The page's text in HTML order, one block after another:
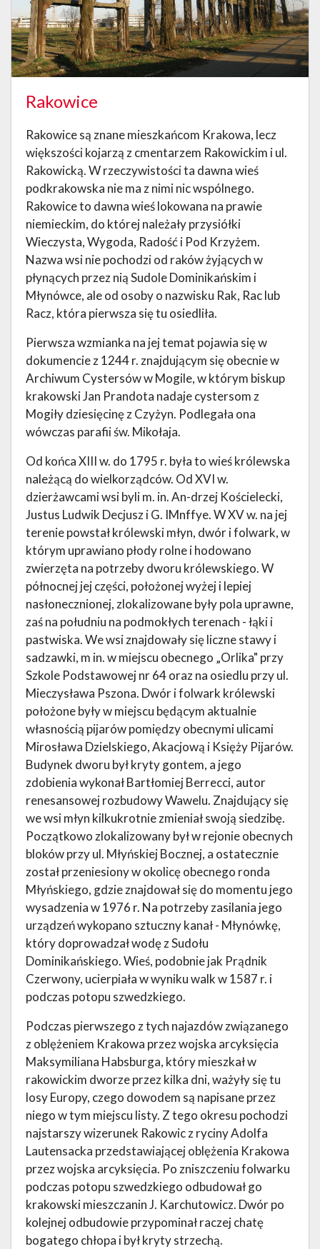
Rakowice
Rakowice są znane mieszkańcom Krakowa, lecz
większości kojarzą z cmentarzem Rakowickim i ul.
Rakowicką. W rzeczywistości ta dawna wieś
podkrakowska nie ma z nimi nic wspólnego.
Rakowice to dawna wieś lokowana na prawie
niemieckim, do której należały przysiółki
Wieczysta, Wygoda, Radość i Pod Krzyżem.
Nazwa wsi nie pochodzi od raków żyjących w
płynących przez nią Sudole Dominikańskim i
Młynówce, ale od osoby o nazwisku Rak, Rac lub
Racz, która pierwsza się tu osiedliła.
Pierwsza wzmianka na jej temat pojawia się w
dokumencie z 1244 r. znajdującym się obecnie w
Archiwum Cystersów w Mogile, w którym biskup
krakowski Jan Prandota nadaje cystersom z
Mogiły dziesięcinę z Czyżyn. Podlegała ona
wówczas parafii św. Mikołaja.
Od końca XIII w. do 1795 r. była to wieś królewska
należącą do wielkorządców. Od XVI w.
dzierżawcami wsi byli m. in. An-drzej Kościelecki,
Justus Ludwik Decjusz i G. IMnffye. W XV w. na jej
terenie powstał królewski młyn, dwór i folwark, w
którym uprawiano płody rolne i hodowano
zwierzęta na potrzeby dworu królewskiego. W
północnej jej części, położonej wyżej i lepiej
nasłonecznionej, zlokalizowane były pola uprawne,
zaś na południu na podmokłych terenach - łąki i
pastwiska. We wsi znajdowały się liczne stawy i
sadzawki, m in. w miejscu obecnego „Orlika" przy
Szkole Podstawowej nr 64 oraz na osiedlu przy ul.
Mieczysława Pszona. Dwór i folwark królewski
położone były w miejscu będącym aktualnie
własnością pijarów pomiędzy obecnymi ulicami
Mirosława Dzielskiego, Akacjową i Księży Pijarów.
Budynek dworu był kryty gontem, a jego
zdobienia wykonał Bartłomiej Berrecci, autor
renesansowej rozbudowy Wawelu. Znajdujący się
we wsi młyn kilkukrotnie zmieniał swoją siedzibę.
Początkowo zlokalizowany był w rejonie obecnych
bloków przy ul. Młyńskiej Bocznej, a ostatecznie
został przeniesiony w okolicę obecnego ronda
Młyńskiego, gdzie znajdował się do momentu jego
wysadzenia w 1976 r. Na potrzeby zasilania jego
urządzeń wykopano sztuczny kanał - Młynówkę,
który doprowadzał wodę z Sudołu
Dominikańskiego. Wieś, podobnie jak Prądnik
Czerwony, ucierpiała w wyniku walk w 1587 r. i
podczas potopu szwedzkiego.
Podczas pierwszego z tych najazdów związanego
z oblężeniem Krakowa przez wojska arcyksięcia
Maksymiliana Habsburga, który mieszkał w
rakowickim dworze przez kilka dni, ważyły się tu
losy Europy, czego dowodem są napisane przez
niego w tym miejscu listy. Z tego okresu pochodzi
najstarszy wizerunek Rakowic z ryciny Adolfa
Lautensacka przedstawiającej oblężenia Krakowa
przez wojska arcyksięcia. Po zniszczeniu folwarku
podczas potopu szwedzkiego odbudował go
krakowski mieszczanin J. Karchutowicz. Dwór po
kolejnej odbudowie przypominał raczej chatę
bogatego chłopa i był kryty strzechą.